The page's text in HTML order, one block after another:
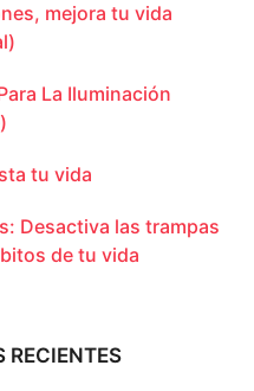
mejora tu vida
La Iluminación
tu vida
Desactiva las trampas
de tu vida
RECIENTES